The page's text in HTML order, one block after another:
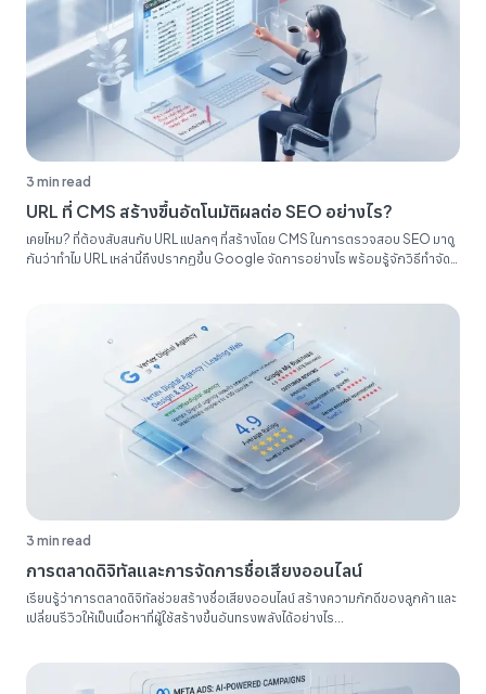
3 min read
URL ที่ CMS สร้างขึ้นอัตโนมัติผลต่อ SEO อย่างไร?
เคยไหม? ที่ต้องสับสนกับ URL แปลกๆ ที่สร้างโดย CMS ในการตรวจสอบ SEO มาดู
กันว่าทำไม URL เหล่านี้ถึงปรากฏขึ้น Google จัดการอย่างไร พร้อมรู้จักวิธีทำจัด
3 min read
การตลาดดิจิทัลและการจัดการชื่อเสียงออนไลน์
เรียนรู้ว่าการตลาดดิจิทัลช่วยสร้างชื่อเสียงออนไลน์ สร้างความภักดีของลูกค้า และ
เปลี่ยนรีวิวให้เป็นเนื้อหาที่ผู้ใช้สร้างขึ้นอันทรงพลังได้อย่างไร...